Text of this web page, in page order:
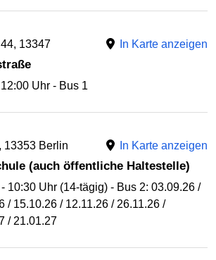
13347 In Karte anzeigen
Uhr - Bus 1
13353 Berlin In Karte anzeigen
(auch öffentliche Haltestelle)
10:30 Uhr (14-tägig) - Bus 2: 03.09.26 /
/ 15.10.26 / 12.11.26 / 26.11.26 /
/ 21.01.27